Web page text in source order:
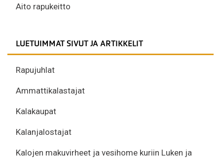
Aito rapukeitto
LUETUIMMAT SIVUT JA ARTIKKELIT
Rapujuhlat
Ammattikalastajat
Kalakaupat
Kalanjalostajat
Kalojen makuvirheet ja vesihome kuriin Luken ja